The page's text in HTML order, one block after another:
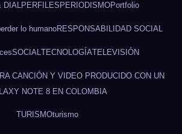
DIALPERFILES PERIODISMOPortfolio
lo humanoRESPONSABILIDAD SOCIAL
SOCIAL TECNOLOGÍATELEVISIÓN
CANCIÓN Y VIDEO PRODUCIDO CON UN
NOTE 8 EN COLOMBIA
TURISMOturismo